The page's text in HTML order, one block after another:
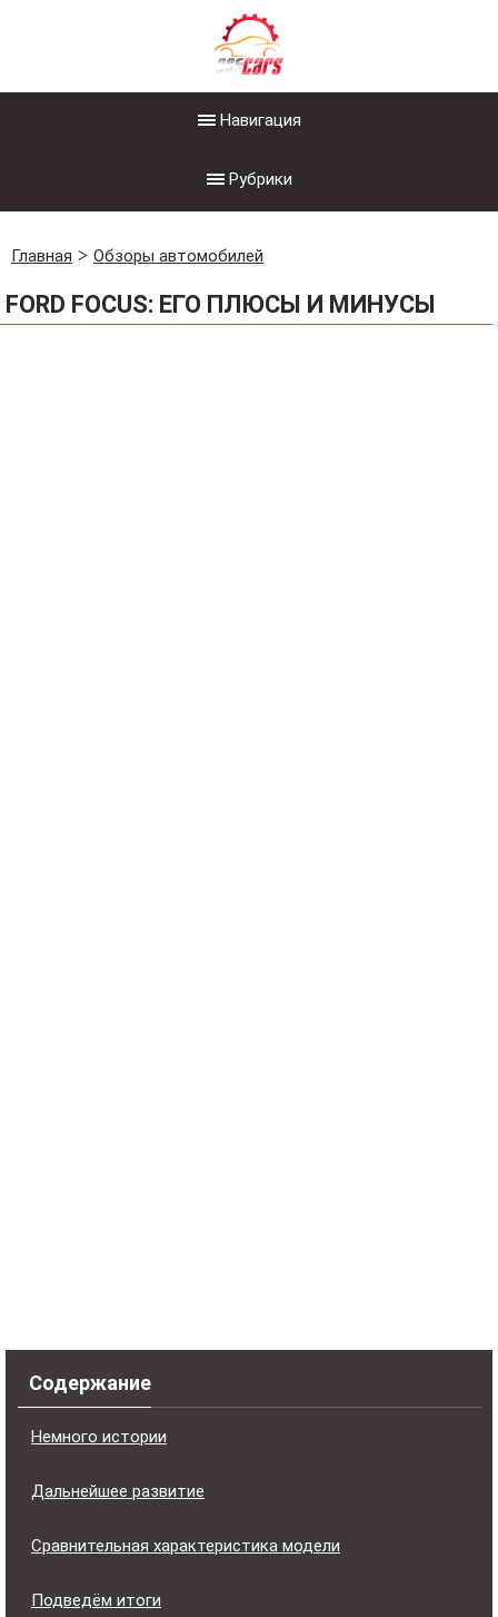
Навигация
Рубрики
Главная Обзоры автомобилей
FORD FOCUS: ЕГО ПЛЮСЫ И МИНУСЫ
Содержание
Немного истории
Дальнейшее развитие
Сравнительная характеристика модели
Подведём итоги